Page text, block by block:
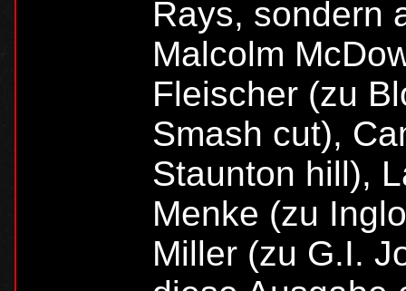
Rays, sondern
Malcolm
Fleischer (zu
Smash cut),
Staunton hill),
Menke (zu
Miller (zu G.I.